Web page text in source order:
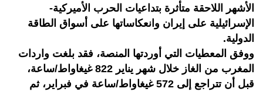
الأشهر اللاحقة متأثرة بتداعيات الحرب الأميركية-
الإسرائيلية على إيران وانعكاساتها على أسواق الطاقة
الدولية.
ووفق المعطيات التي أوردتها المنصة، فقد بلغت واردات
المغرب من الغاز خلال شهر يناير 822 غيغاواط/ساعة،
قبل أن تتراجع إلى 572 غيغاواط/ساعة في فبراير، ثم